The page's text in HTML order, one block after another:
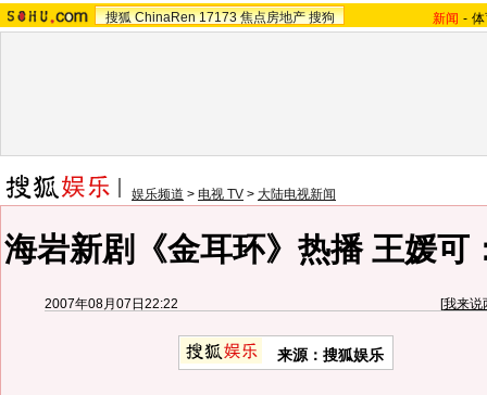
搜狐 ChinaRen 17173 焦点房地产 搜狗 新闻 -
娱乐频道 > 电视 TV > 大陆电视新闻
海岩新剧《金耳环》热播 王媛可
2007年08月07日22:22 [我来说
来源：搜狐娱乐